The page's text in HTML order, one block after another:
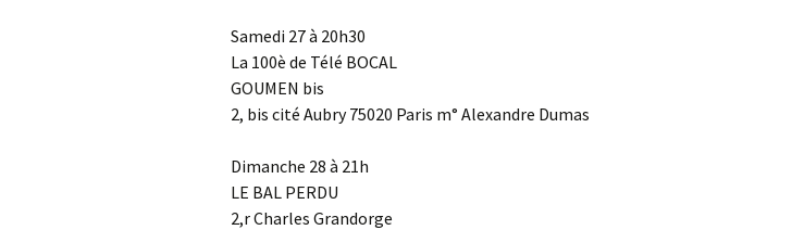
Samedi 27 à 20h30
La 100è de Télé BOCAL
GOUMEN bis
2, bis cité Aubry 75020 Paris m° Alexandre Dumas
Dimanche 28 à 21h
LE BAL PERDU
2,r Charles Grandorge